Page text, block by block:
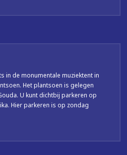
in de monumentale muziektent in
Het plantsoen is gelegen
U kunt dichtbij parkeren op
Hier parkeren is op zondag